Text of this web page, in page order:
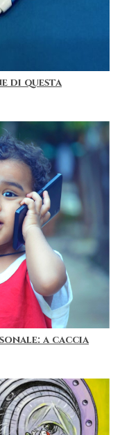
di questa
a caccia